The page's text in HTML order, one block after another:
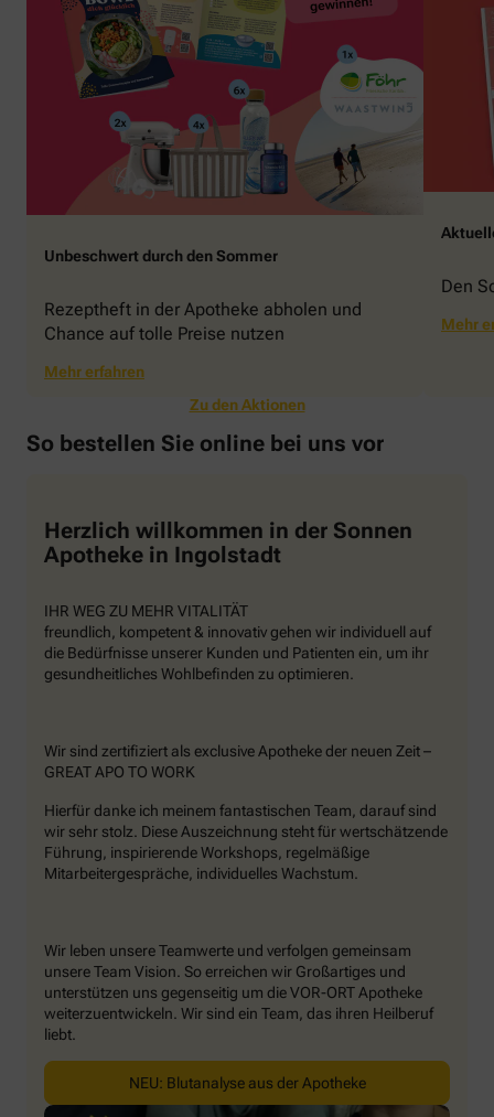
Unbeschwert durch den Sommer
Rezeptheft in der Apotheke abholen und
Chance auf tolle Preise nutzen
Mehr erfahren
Den
Mehr
Zu den Aktionen
So bestellen Sie online bei uns vor
Herzlich willkommen in der Sonnen
Apotheke in Ingolstadt
IHR WEG ZU MEHR VITALITÄT
freundlich, kompetent & innovativ gehen wir individuell auf
die Bedürfnisse unserer Kunden und Patienten ein, um ihr
gesundheitliches Wohlbefinden zu optimieren.
Wir sind zertifiziert als exclusive Apotheke der neuen Zeit –
GREAT APO TO WORK
Hierfür danke ich meinem fantastischen Team, darauf sind
wir sehr stolz. Diese Auszeichnung steht für wertschätzende
Führung, inspirierende Workshops, regelmäßige
Mitarbeitergespräche, individuelles Wachstum.
Wir leben unsere Teamwerte und verfolgen gemeinsam
unsere Team Vision. So erreichen wir Großartiges und
unterstützen uns gegenseitig um die VOR-ORT Apotheke
weiterzuentwickeln. Wir sind ein Team, das ihren Heilberuf
liebt.
NEU: Blutanalyse aus der Apotheke